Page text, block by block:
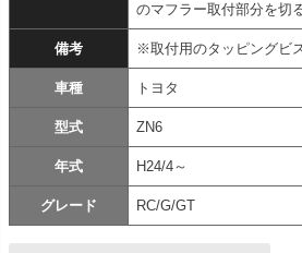
のマフラー取付部分を切
備考 ※取付用のタッピングビ
車種 トヨタ
型式 ZN6
年式 H24/4～
グレード RC/G/GT